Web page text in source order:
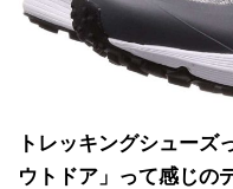
トレッキングシューズ
ウトドア」って感じの